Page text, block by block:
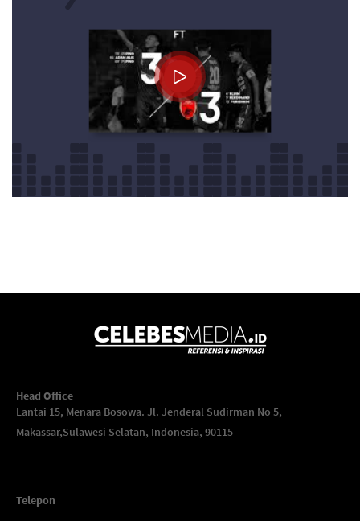
Head Office
Lantai 15, Menara Bosowa. Jl. Jenderal Sudirman No 5,
Makassar,Sulawesi Selatan, Indonesia, 90115
Telepon